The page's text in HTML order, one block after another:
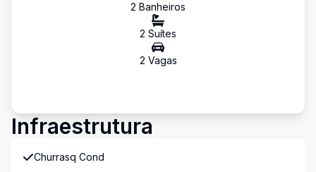
2 Banheiros
2 Suítes
2 Vagas
Infraestrutura
Churrasq Cond